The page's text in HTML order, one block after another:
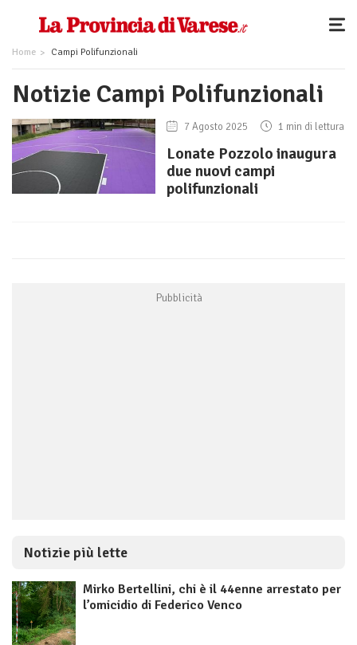
Home Campi Polifunzionali
Notizie Campi Polifunzionali
7 Agosto 2025 1 min di lettura
Lonate Pozzolo inaugura
due nuovi campi
polifunzionali
Notizie più lette
Mirko Bertellini, chi è il 44enne arrestato per
l’omicidio di Federico Venco